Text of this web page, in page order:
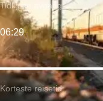
Korteste reisetid:
Tidligste avgang:
06:29